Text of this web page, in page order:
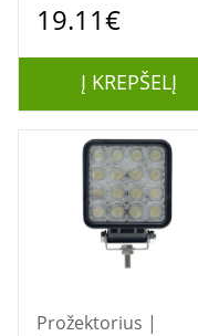
19.11€
Į KREPŠELĮ
Prožektorius |